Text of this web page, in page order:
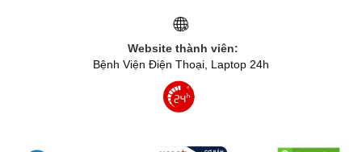
Website thành viên:
Bệnh Viện Điện Thoại, Laptop 24h